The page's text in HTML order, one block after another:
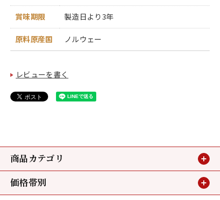
賞味期限 製造日より3年
原料原産国 ノルウェー
レビューを書く
商品カテゴリ
贈り物
価格帯別